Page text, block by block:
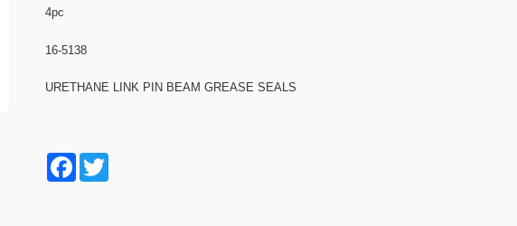
4pc
16-5138
URETHANE LINK PIN BEAM GREASE SEALS
F